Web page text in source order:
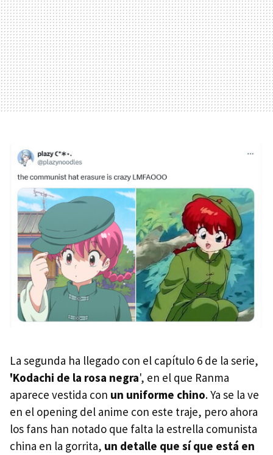
La segunda ha llegado con el capítulo 6 de la serie,
'Kodachi de la rosa negra', en el que Ranma
aparece vestida con un uniforme chino. Ya se la ve
en el opening del anime con este traje, pero ahora
los fans han notado que falta la estrella comunista
china en la gorrita, un detalle que sí que está en